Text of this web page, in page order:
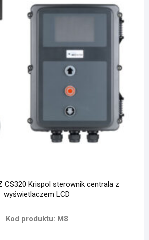
CS320 Krispol sterownik centrala z
wyświetlaczem LCD
Kod produktu: M8